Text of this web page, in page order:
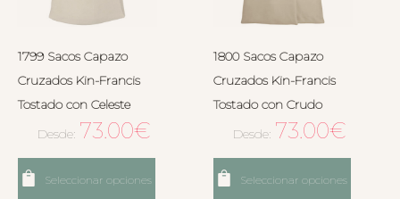
1799 Sacos Capazo
Cruzados Kin-Francis
Tostado con Celeste
Desde: 73.00€
Seleccionar opciones
1800 Sacos Capazo
Cruzados Kin-Francis
Tostado con Crudo
Desde: 73.00€
Seleccionar opciones